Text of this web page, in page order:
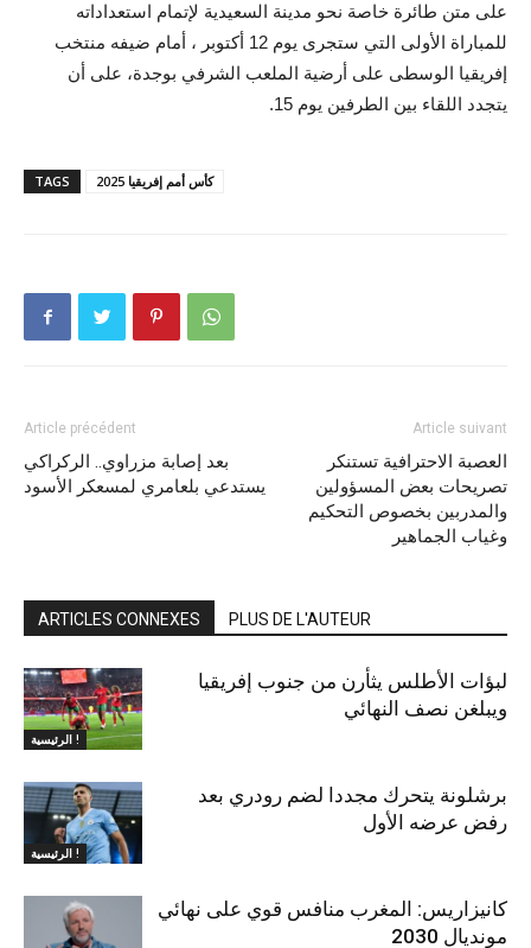
على متن طائرة خاصة نحو مدينة السعيدية لإتمام استعداداته
للمباراة الأولى التي ستجرى يوم 12 أكتوبر ، أمام ضيفه منتخب
إفريقيا الوسطى على أرضية الملعب الشرفي بوجدة، على أن
يتجدد اللقاء بين الطرفين يوم 15.
TAGS كأس أمم إفريقيا 2025
Article précédent
بعد إصابة مزراوي.. الركراكي
يستدعي بلعامري لمسعكر الأسود
Article suivant
العصبة الاحترافية تستنكر
تصريحات بعض المسؤولين
والمدربين بخصوص التحكيم
وغياب الجماهير
ARTICLES CONNEXES PLUS DE L'AUTEUR
الرئيسية !
لبؤات الأطلس يثأرن من جنوب إفريقيا
ويبلغن نصف النهائي
الرئيسية !
برشلونة يتحرك مجددا لضم رودري بعد
رفض عرضه الأول
كانيزاريس: المغرب منافس قوي على نهائي
مونديال 2030